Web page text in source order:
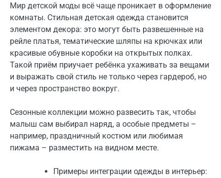
Мир детской моды всё чаще проникает в оформление
комнаты. Стильная детская одежда становится
элементом декора: это могут быть развешенные на
рейле платья, тематические шляпы на крючках или
красивые обувные коробки на открытых полках.
Такой приём приучает ребёнка ухаживать за вещами
и выражать свой стиль не только через гардероб, но
и через пространство вокруг.
Сезонные коллекции можно развесить так, чтобы
малыш сам выбирал наряд, а особые предметы –
например, праздничный костюм или любимая
пижама – разместить на видном месте.
Примеры интеграции одежды в интерьер: